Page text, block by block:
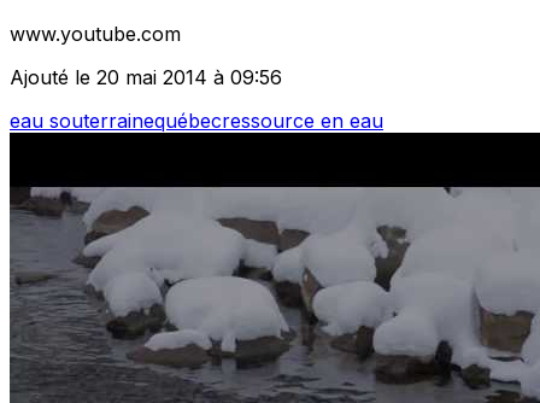
www.youtube.com
Ajouté le 20 mai 2014 à 09:56
eau souterrainequébecressource en eau